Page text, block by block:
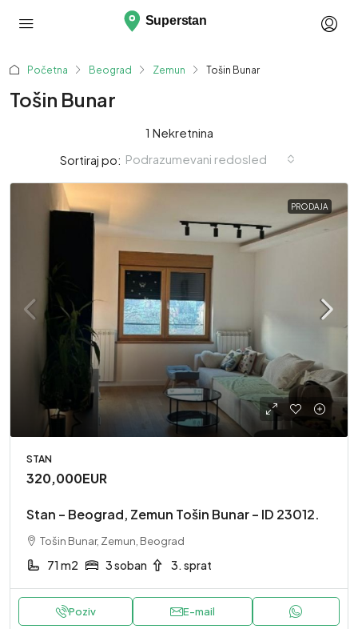
Početna Beograd Zemun Tošin Bunar
Tošin Bunar
1 Nekretnina
Sortiraj po: Podrazumevani redosled
PRODAJA
STAN
320,000EUR
Stan – Beograd, Zemun Tošin Bunar – ID 23012.
Tošin Bunar, Zemun, Beograd
71 m2 3 soban 3. sprat
Poziv E-mail